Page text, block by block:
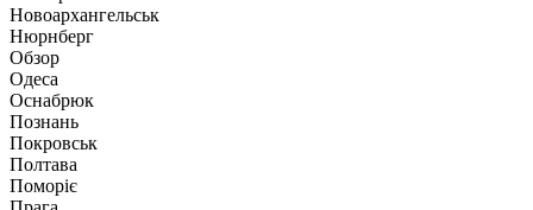
Новоархангельськ
Нюрнберг
Обзор
Одеса
Оснабрюк
Познань
Покровськ
Полтава
Поморіє